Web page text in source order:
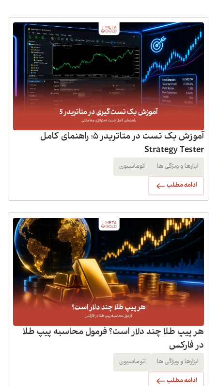
آموزش بک تست در متاتریدر 5؛ راهنمای کامل
Strategy Tester
ابزارها و ویژگی ها اتوماسیون
ادامه مطلب
هر پیپ طلا چند دلار است؟ فرمول محاسبه پیپ طلا
در فارکس
ابزارها و ویژگی ها اتوماسیون
ادامه مطلب